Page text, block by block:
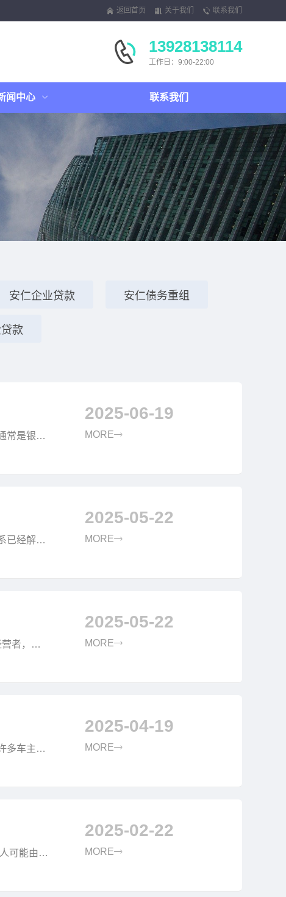
返回首页 关于我们 联系我们
13928138114
工作日：9:00-22:00
闻中心 联系我们
安仁企业贷款 安仁债务重组
款
常是银行
2025-06-19
MORE
已经解
2025-05-22
MORE
者，都
2025-05-22
MORE
多车主的
2025-04-19
MORE
可能由于
2025-02-22
MORE